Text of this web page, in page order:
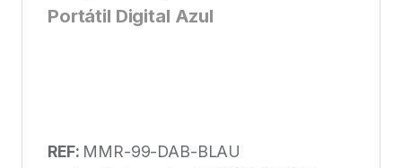
Portátil Digital Azul
REF: MMR-99-DAB-BLAU